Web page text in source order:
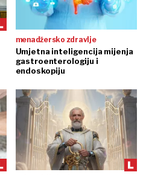
menadžersko zdravlje
Umjetna inteligencija mijenja
gastroenterologiju i
endoskopiju